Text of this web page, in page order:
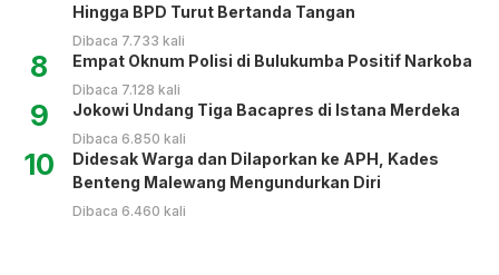
Hingga BPD Turut Bertanda Tangan
Dibaca 7.733 kali
8 Empat Oknum Polisi di Bulukumba Positif Narkoba
Dibaca 7.128 kali
9 Jokowi Undang Tiga Bacapres di Istana Merdeka
Dibaca 6.850 kali
10
Didesak Warga dan Dilaporkan ke APH, Kades
Benteng Malewang Mengundurkan Diri
Dibaca 6.460 kali